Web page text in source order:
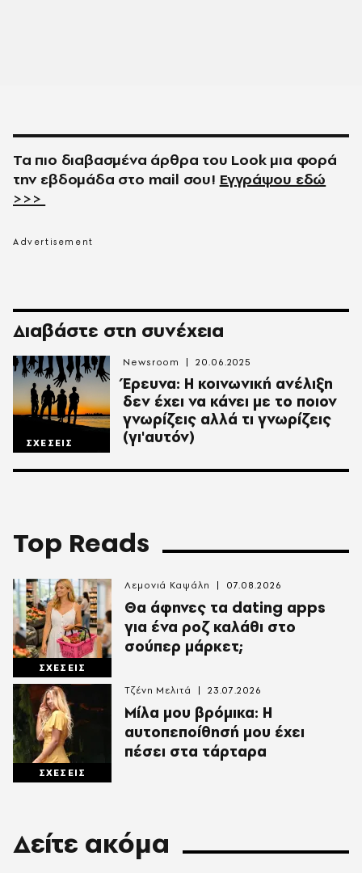
Τα πιο διαβασμένα άρθρα του Look μια φορά
την εβδομάδα στο mail σου! Εγγράψου εδώ
>>>
Διαβάστε στη συνέχεια
ΣΧΕΣΕΙΣ
Έρευνα: Η κοινωνική ανέλιξη
δεν έχει να κάνει με το ποιον
γνωρίζεις αλλά τι γνωρίζεις
(γι'αυτόν)
Newsroom 20.06.2025
Top Reads
ΣΧΕΣΕΙΣ
Θα άφηνες τα dating apps
για ένα ροζ καλάθι στο
σούπερ μάρκετ;
Λεμονιά Καψάλη 07.08.2026
ΣΧΕΣΕΙΣ
Μίλα μου βρόμικα: Η
αυτοπεποίθησή μου έχει
πέσει στα τάρταρα
Τζένη Μελιτά 23.07.2026
Δείτε ακόμα